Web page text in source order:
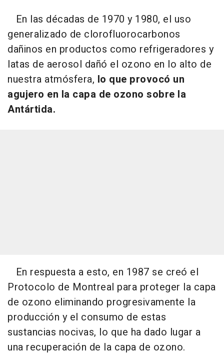
En las décadas de 1970 y 1980, el uso
generalizado de clorofluorocarbonos
dañinos en productos como refrigeradores y
latas de aerosol dañó el ozono en lo alto de
nuestra atmósfera, lo que provocó un
agujero en la capa de ozono sobre la
Antártida.
En respuesta a esto, en 1987 se creó el
Protocolo de Montreal para proteger la capa
de ozono eliminando progresivamente la
producción y el consumo de estas
sustancias nocivas, lo que ha dado lugar a
una recuperación de la capa de ozono.